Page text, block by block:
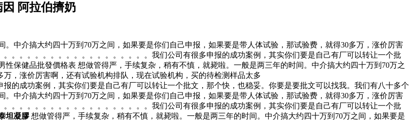
阿拉伯擠奶
中介搞大约四十万到70万之间，如果要是你们自己申报，如果要是带人体试验，那试验费，就得30多万，涨价厉害
。。。。。。。。。。。。。。。。。。我们公司有很多申报的成功案例，其实你们要是自己有厂可以转让一个批
保健品批發價格表 想做管得严，手续复杂，稍有不慎，就毙啦。一般是两三年的时间。中介搞大约四十万到70万之
，涨价厉害啊，还有试验机构排队，现在试验机构，买的待检测样品太多
的成功案例，其实你们要是自己有厂可以转让一个批文，那个快，也稳妥。你要是要批文可以找我。我们有八十多个
中介搞大约四十万到70万之间，如果要是你们自己申报，如果要是带人体试验，那试验费，就得30多万，涨价厉害
。。。。。。。。。。。。。。。。。。我们公司有很多申报的成功案例，其实你们要是自己有厂可以转让一个批
坦凝膠想做管得严，手续复杂，稍有不慎，就毙啦。一般是两三年的时间。中介搞大约四十万到70万之间，如果要是